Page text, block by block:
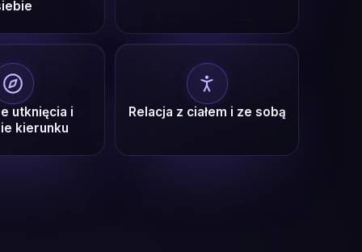
utknięcia i
kierunku
Relacja z ciałem i ze sobą